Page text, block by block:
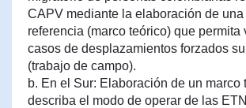
CAPV mediante la elaboración de
referencia (marco teórico) que
casos de desplazamientos forzados
(trabajo de campo).
b. En el Sur: Elaboración de un marco
describa el modo de operar de las